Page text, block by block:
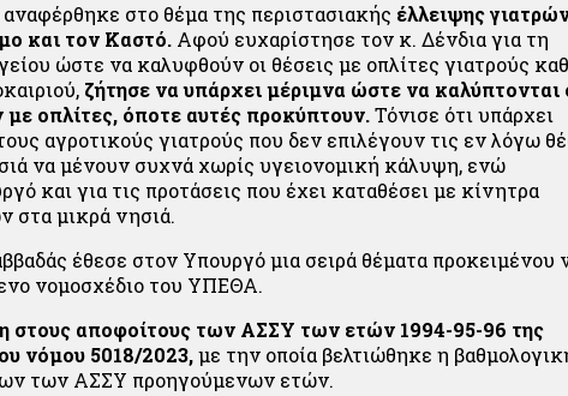
στο θέμα της περιστασιακής έλλειψης
και τον Καστό. Αφού ευχαρίστησε τον κ. Δένδια για τη
ώστε να καλυφθούν οι θέσεις με οπλίτες γιατρούς
ζήτησε να υπάρχει μέριμνα ώστε να καλύπτονται
οπλίτες, όποτε αυτές προκύπτουν.Τόνισε ότι υπάρχει
αγροτικούς γιατρούς που δεν επιλέγουν τις εν λόγω
να μένουν συχνά χωρίς υγειονομική κάλυψη, ενώ
και για τις προτάσεις που έχει καταθέσει με κίνητρα
στα μικρά νησιά.
έθεσε στον Υπουργό μια σειρά θέματα προκειμένου
νομοσχέδιο του ΥΠΕΘΑ.
στους αποφοίτους των ΑΣΣΥ των ετών 1994-95-96 της
νόμου 5018/2023,με την οποία βελτιώθηκε η
των ΑΣΣΥ προηγούμενων ετών.